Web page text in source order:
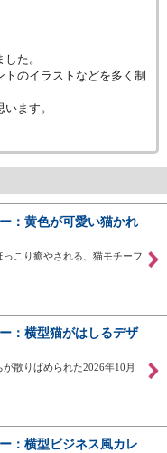
た。
のイラストなどを多く制
ます。
：黄色が可愛い猫かれ
こり癒やされる、猫モチーフ
：横型猫がはしるデザ
散りばめられた2026年10月
：横型ビジネス風カレ